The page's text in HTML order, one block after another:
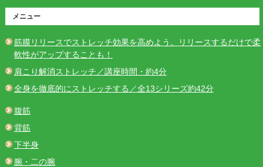
メニュー
筋膜リリースでストレッチ効果を高めよう。リリースするだけで柔
軟性がアップすることも！
肩こり解消ストレッチ／講座時間・約4分
全身を徹底的にストレッチする／全13シリーズ約42分
腹筋
背筋
下半身
腕・二の腕